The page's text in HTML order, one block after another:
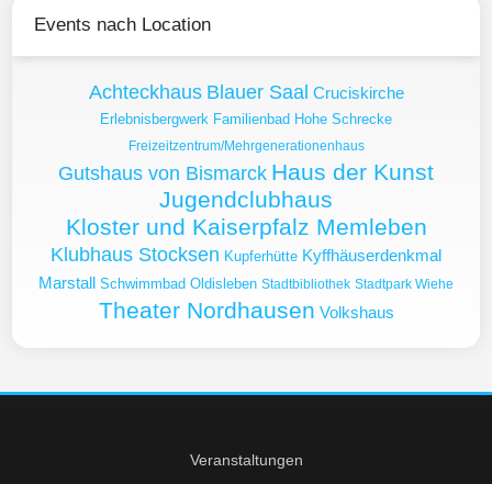
Events nach Location
Achteckhaus Blauer Saal Cruciskirche
Erlebnisbergwerk Familienbad Hohe Schrecke
Freizeitzentrum/Mehrgenerationenhaus
Gutshaus von Bismarck Haus der Kunst
Jugendclubhaus
Kloster und Kaiserpfalz Memleben
Klubhaus Stocksen Kupferhütte Kyffhäuserdenkmal
Marstall Schwimmbad Oldisleben Stadtbibliothek Stadtpark Wiehe
Theater Nordhausen Volkshaus
Veranstaltungen